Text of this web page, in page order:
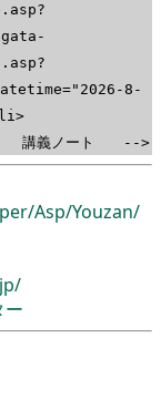
8-
li>
講義ノート -->
Asp/Youzan/
ー